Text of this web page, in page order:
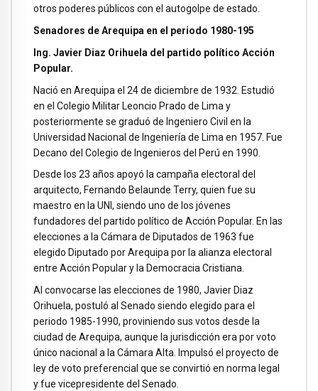
otros poderes públicos con el autogolpe de estado.
Senadores de Arequipa en el periodo 1980-195
Ing. Javier Diaz Orihuela del partido político Acción
Popular.
Nació en Arequipa el 24 de diciembre de 1932. Estudió
en el Colegio Militar Leoncio Prado de Lima y
posteriormente se graduó de Ingeniero Civil en la
Universidad Nacional de Ingeniería de Lima en 1957. Fue
Decano del Colegio de Ingenieros del Perú en 1990.
Desde los 23 años apoyó la campaña electoral del
arquitecto, Fernando Belaunde Terry, quien fue su
maestro en la UNI, siendo uno de los jóvenes
fundadores del partido político de Acción Popular. En las
elecciones a la Cámara de Diputados de 1963 fue
elegido Diputado por Arequipa por la alianza electoral
entre Acción Popular y la Democracia Cristiana.
Al convocarse las elecciones de 1980, Javier Diaz
Orihuela, postuló al Senado siendo elegido para el
periodo 1985-1990, proviniendo sus votos desde la
ciudad de Arequipa, aunque la jurisdicción era por voto
único nacional a la Cámara Alta. Impulsó el proyecto de
ley de voto preferencial que se convirtió en norma legal
y fue vicepresidente del Senado.